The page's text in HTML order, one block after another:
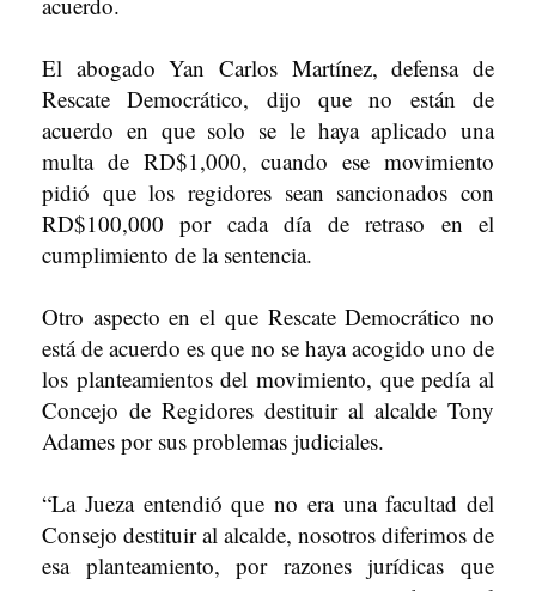
El abogado Yan Carlos Martínez, defensa de
Rescate Democrático, dijo que no están de
acuerdo en que solo se le haya aplicado una
multa de RD$1,000, cuando ese movimiento
pidió que los regidores sean sancionados con
RD$100,000 por cada día de retraso en el
cumplimiento de la sentencia.
Otro aspecto en el que Rescate Democrático no
está de acuerdo es que no se haya acogido uno de
los planteamientos del movimiento, que pedía al
Concejo de Regidores destituir al alcalde Tony
Adames por sus problemas judiciales.
“La Jueza entendió que no era una facultad del
Consejo destituir al alcalde, nosotros diferimos de
esa planteamiento, por razones jurídicas que